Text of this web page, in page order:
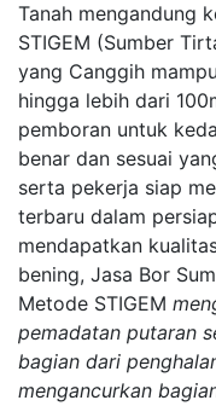
Tanah mengandung
STIGEM (Sumber
yang Canggih
hingga lebih dari
pemboran untuk
benar dan sesuai
serta pekerja siap
terbaru dalam
mendapatkan
bening, Jasa Bor
Metode STIGEM
pemadatan putaran
bagian dari
mengancurkan